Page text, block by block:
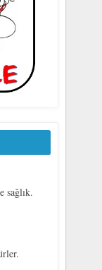
sağlık.